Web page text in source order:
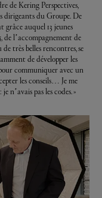
de Kering Perspectives,
dirigeants du Groupe. De
grâce auquel 13 jeunes
de l’accompagnement de
très belles rencontres, se
de développer les
communiquer avec un
les conseils… Je me
n’avais pas les codes. »